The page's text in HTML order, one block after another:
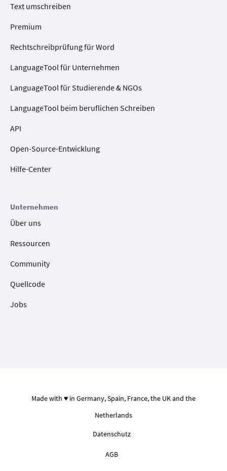
Text umschreiben
Premium
Rechtschreibprüfung für Word
LanguageTool für Unternehmen
LanguageTool für Studierende & NGOs
LanguageTool beim beruflichen Schreiben
API
Open-Source-Entwicklung
Hilfe-Center
Unternehmen
Über uns
Ressourcen
Community
Quellcode
Jobs
Made with ♥ in Germany, Spain, France, the UK and the
Netherlands
Datenschutz
AGB